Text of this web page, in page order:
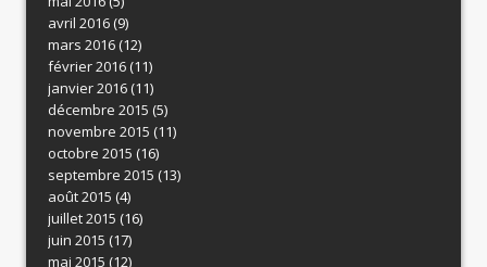
avril 2016(9)
mars 2016(12)
février 2016(11)
janvier 2016(11)
décembre 2015 (5)
novembre 2015 (11)
octobre 2015 (16)
septembre 2015 (13)
août 2015 (4)
juillet 2015 (16)
juin 2015 (17)
mai 2015 (12)